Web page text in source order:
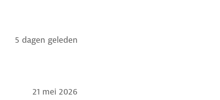
5 dagen geleden
21 mei 2026